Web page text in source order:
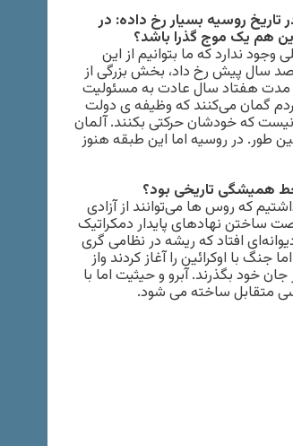
روسیه بسیار رخ داده: در
هم یک موج گذرا باشد؟
ندارد که ما بتوانیم از این
صد سال پیش رخ داد، بخش بزرگی از
مدت هفتاد سال عادت به مسئولیت
گمان می‌کنند که وظیفه ی دولت
که خودشان حرکتی بکنند. آلمان
در روسیه اما این طبقه هنوز
همیشگی تاریخی بود؟
که روس ها می‌توانند از آزادی
ساختن نهادهای پایدار دمکراتیک
افتاد که ریشه در نظامی گری
جنگ با اوکرائین را آغاز کردند واز
خود بگذرند. آبرو و حیثیت اما با
متقابل ساخته می شود.